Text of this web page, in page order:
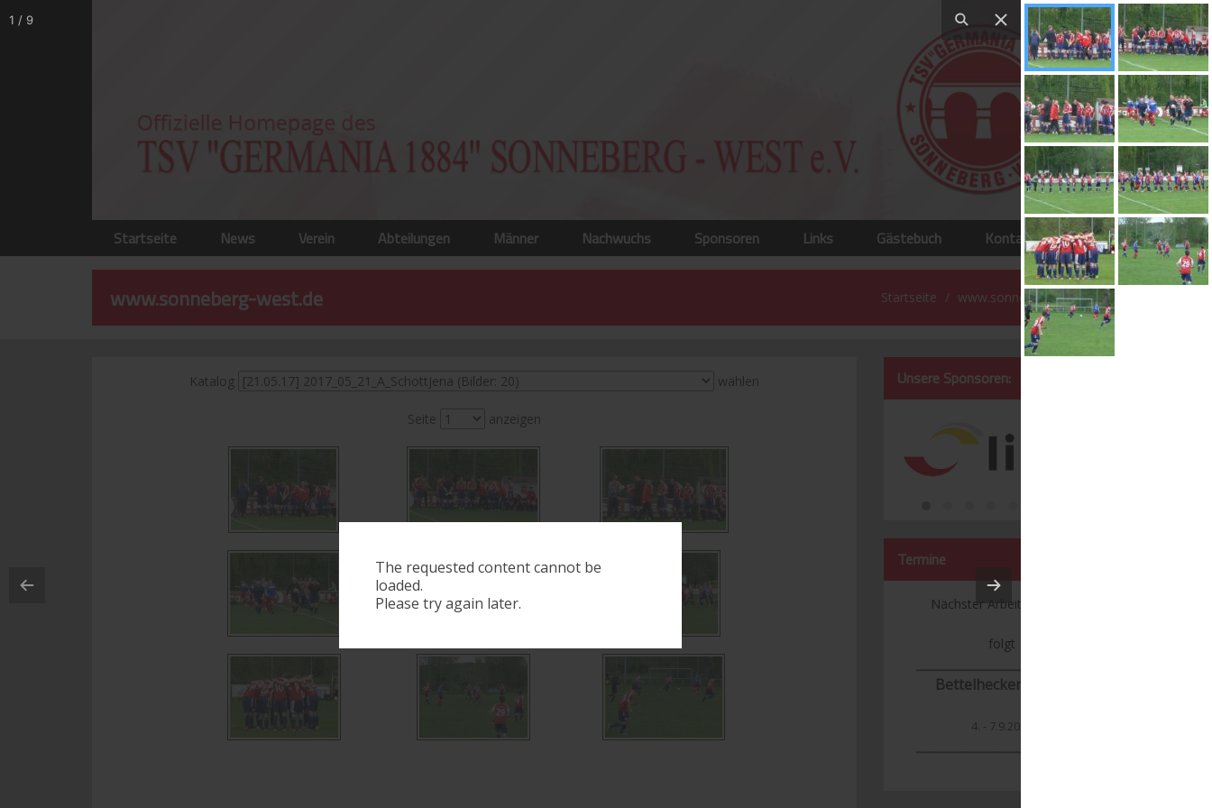
Startseite News Verein Abteilungen Männer Nachwuchs Sponsoren Links Gästebuch Kontakt
www.sonneberg-west.de Startseite www.sonneberg-west.de
Katalog wählen
Seite anzeigen
Unsere Sponsoren:
Termine
Nächster Arbeitseinsatz:
folgt
Bettelhecker Kerwa
4. - 7.9.2026
1 / 9
The requested content cannot be
loaded.
Please try again later.